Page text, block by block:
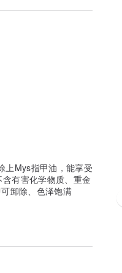
上Mys指甲油，能享受
有害化学物质、重金
卸除、色泽饱满